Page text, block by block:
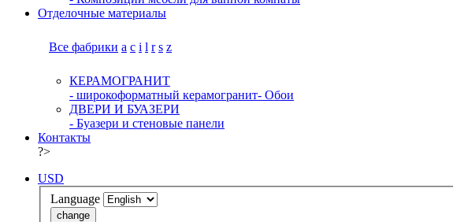
Отделочные материалы
Все фабрики a c i l r s z
КЕРАМОГРАНИТ
- широкоформатный керамогранит- Обои
ДВЕРИ И БУАЗЕРИ
- Буазери и стеновые панели
Контакты
?>
USD
Language
change